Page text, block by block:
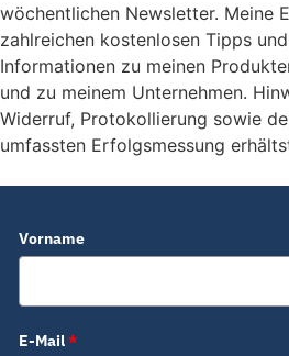
wöchentlichen Newsletter. Meine
zahlreichen kostenlosen Tipps
Informationen zu meinen
und zu meinem Unternehmen.
Widerruf, Protokollierung sowie
umfassten Erfolgsmessung
Vorname
E-Mail*